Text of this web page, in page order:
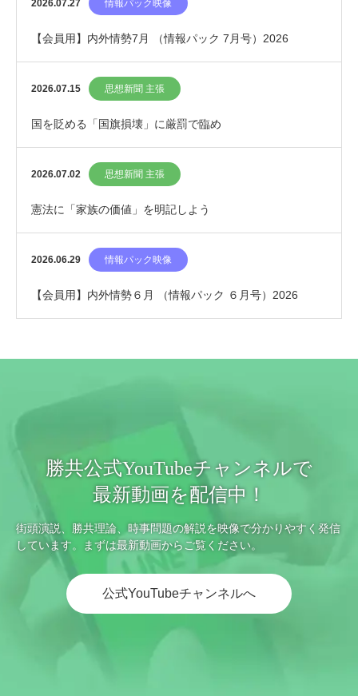
2026.07.27 情報パック映像
【会員用】内外情勢7月 （情報パック 7月号）2026
2026.07.15 思想新聞 主張
国を貶める「国旗損壊」に厳罰で臨め
2026.07.02 思想新聞 主張
憲法に「家族の価値」を明記しよう
2026.06.29 情報パック映像
【会員用】内外情勢６月 （情報パック ６月号）2026
勝共公式YouTubeチャンネルで
最新動画を配信中！
街頭演説、勝共理論、時事問題の解説を映像で分かりやすく発信
しています。まずは最新動画からご覧ください。
公式YouTubeチャンネルへ